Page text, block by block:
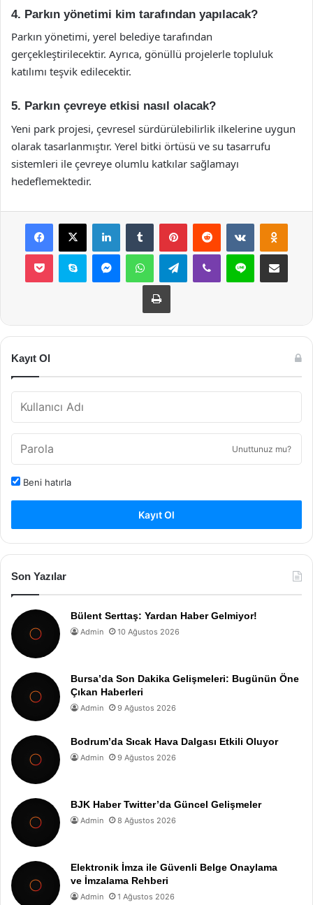
4. Parkın yönetimi kim tarafından yapılacak?
Parkın yönetimi, yerel belediye tarafından
gerçekleştirilecektir. Ayrıca, gönüllü projelerle topluluk
katılımı teşvik edilecektir.
5. Parkın çevreye etkisi nasıl olacak?
Yeni park projesi, çevresel sürdürülebilirlik ilkelerine uygun
olarak tasarlanmıştır. Yerel bitki örtüsü ve su tasarrufu
sistemleri ile çevreye olumlu katkılar sağlamayı
hedeflemektedir.
Facebook
X LinkedInTumblr PinterestReddit VKontakte
Pocket Skype MessengerWhatsAppTelegramViber Line E-Posta ile
Yazdır
Kayıt Ol
Unuttunuz mu?
Beni hatırla
Kayıt Ol
Son Yazılar
Bülent Serttaş: Yardan Haber Gelmiyor!
Admin 10 Ağustos 2026
Bursa’da Son Dakika Gelişmeleri: Bugünün Öne
Çıkan Haberleri
Admin 9 Ağustos 2026
Bodrum’da Sıcak Hava Dalgası Etkili Oluyor
Admin 9 Ağustos 2026
BJK Haber Twitter’da Güncel Gelişmeler
Admin 8 Ağustos 2026
Elektronik İmza ile Güvenli Belge Onaylama
ve İmzalama Rehberi
Admin 1 Ağustos 2026